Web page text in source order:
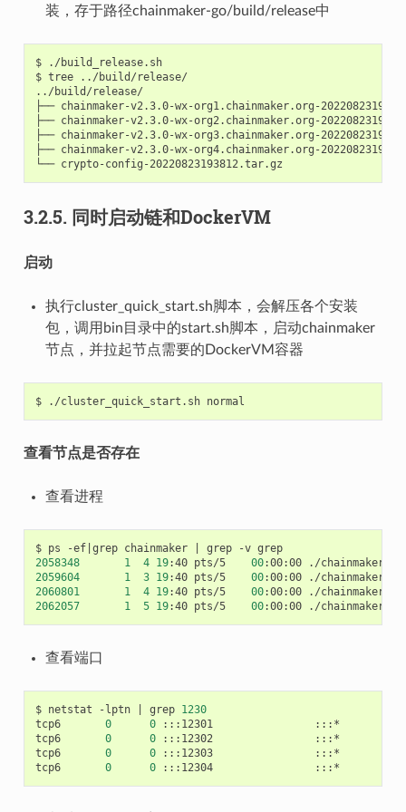
装，存于路径chainmaker-go/build/release中
$
./build_release.sh
$ tree
../build/release/
../build/release/
├── chainmaker-v2.3.0-wx-org1.chainmaker.org-
├── chainmaker-v2.3.0-wx-org2.chainmaker.org-
├── chainmaker-v2.3.0-wx-org3.chainmaker.org-
├── chainmaker-v2.3.0-wx-org4.chainmaker.org-
└──
3.2.5. 同时启动链和DockerVM
启动
执行cluster_quick_start.sh脚本，会解压各个安装
包，调用bin目录中的start.sh脚本，启动chainmaker
节点，并拉起节点需要的DockerVM容器
$ ./cluster_quick_start.sh
查看节点是否存在
查看进程
$ ps -ef| grep chainmaker grep -v
grep
2058348
1 4 19:40 pts/5 00:00:00 ./chainmaker
2059604
1 3 19:40 pts/5 00:00:00 ./chainmaker
2060801
1 4 19:40 pts/5 00:00:00 ./chainmaker
2062057
1 5 19:40 pts/5 00:00:00 ./chainmaker
查看端口
$ netstat -lptn grep 1230
tcp6
0 0 :::12301
:::*
tcp6
0 0 :::12302
:::*
tcp6
0 0 :::12303
:::*
tcp6
0 0 :::12304 :::*